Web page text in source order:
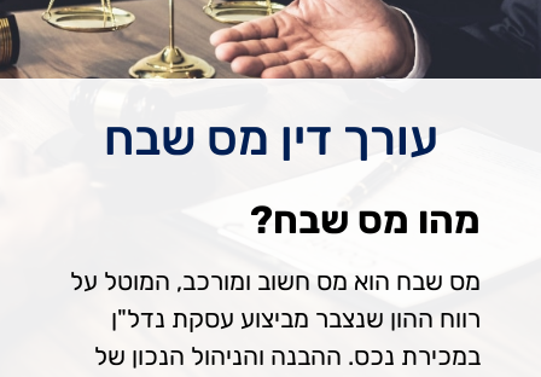
עורך דין מס שבח
מהו מס שבח?
מס שבח הוא מס חשוב ומורכב, המוטל על
רווח ההון שנצבר מביצוע עסקת נדל"ן
במכירת נכס. ההבנה והניהול הנכון של